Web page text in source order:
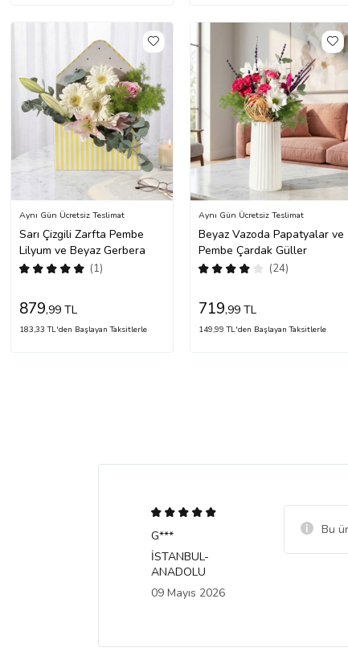
Sarı Çizgili Zarfta Pembe
Lilyum ve Beyaz Gerbera
(1)
Aynı Gün Ücretsiz Teslimat
879,99 TL
183,33 TL'den Başlayan Taksitlerle
Beyaz Vazoda Papatyalar ve
Pembe Çardak Güller
(24)
Aynı Gün Ücretsiz Teslimat
719,99 TL
149,99 TL'den Başlayan Taksitlerle
G***
İSTANBUL-
ANADOLU
09 Mayıs 2026
Bu